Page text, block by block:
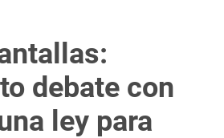
debate con
ley para